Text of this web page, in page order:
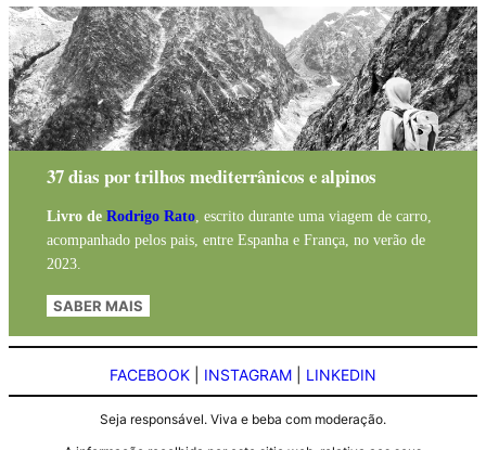
37 dias por trilhos mediterrânicos e alpinos
Livro de Rodrigo Rato, escrito durante uma viagem de carro,
acompanhado pelos pais, entre Espanha e França, no verão de
2023.
SABER MAIS
FACEBOOK INSTAGRAM LINKEDIN
Seja responsável. Viva e beba com moderação.